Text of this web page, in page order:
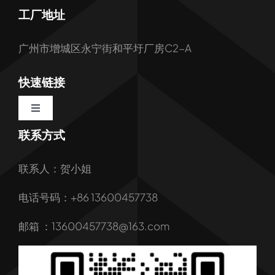
工厂地址
广州市增城区永宁街和平圩厂房C2-A
快速链接
Toggle
Navigation
首页
我们的服务
联系方式
联系人：贺小姐
电话号码：+86 13600457738
邮箱 ：13600457738@163.com